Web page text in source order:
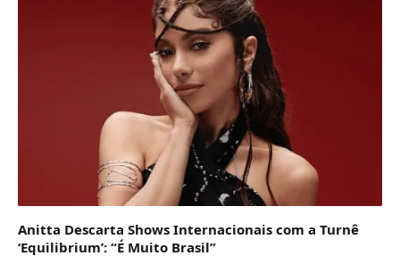
Anitta Descarta Shows Internacionais com a Turnê
‘Equilibrium’: “É Muito Brasil”